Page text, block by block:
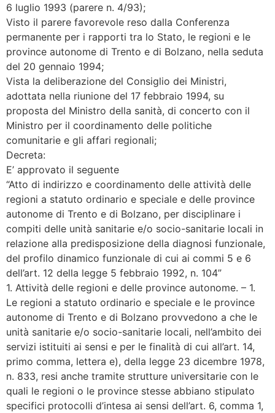
6 luglio 1993 (parere n. 4/93);
Visto il parere favorevole reso dalla Conferenza
permanente per i rapporti tra lo Stato, le regioni e le
province autonome di Trento e di Bolzano, nella seduta
del 20 gennaio 1994;
Vista la deliberazione del Consiglio dei Ministri,
adottata nella riunione del 17 febbraio 1994, su
proposta del Ministro della sanità, di concerto con il
Ministro per il coordinamento delle politiche
comunitarie e gli affari regionali;
Decreta:
E’ approvato il seguente
“Atto di indirizzo e coordinamento delle attività delle
regioni a statuto ordinario e speciale e delle province
autonome di Trento e di Bolzano, per disciplinare i
compiti delle unità sanitarie e/o socio-sanitarie locali in
relazione alla predisposizione della diagnosi funzionale,
del profilo dinamico funzionale di cui ai commi 5 e 6
dell’art. 12 della legge 5 febbraio 1992, n. 104”
1. Attività delle regioni e delle province autonome. – 1.
Le regioni a statuto ordinario e speciale e le province
autonome di Trento e di Bolzano provvedono a che le
unità sanitarie e/o socio-sanitarie locali, nell’ambito dei
servizi istituiti ai sensi e per le finalità di cui all’art. 14,
primo comma, lettera e), della legge 23 dicembre 1978,
n. 833, resi anche tramite strutture universitarie con le
quali le regioni o le province stesse abbiano stipulato
specifici protocolli d’intesa ai sensi dell’art. 6, comma 1,